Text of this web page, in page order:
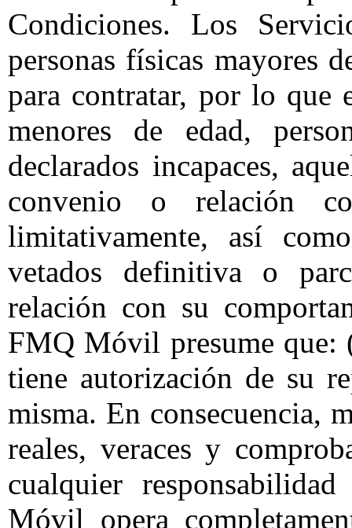
Condiciones. Los
personas físicas mayores
para contratar, por lo que
menores de edad,
declarados incapaces,
convenio o relación
limitativamente, así
vetados definitiva o
relación con su
FMQ Móvil presume
tiene autorización de su
misma. En consecuencia,
reales, veraces y
cualquier
Móvil opera